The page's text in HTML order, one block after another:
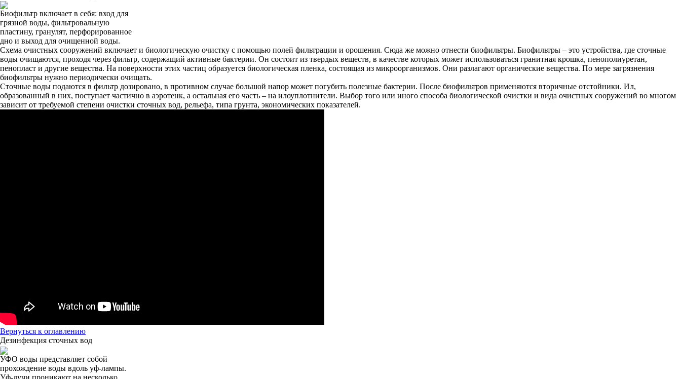
Биофильтр включает в себя: вход для
грязной воды, фильтровальную
пластину, гранулят, перфорированное
дно и выход для очищенной воды.
Схема очистных сооружений включает и биологическую очистку с помощью полей фильтрации и орошения. Сюда же можно отнести биофильтры. Биофильтры – это устройства, где сточные
воды очищаются, проходя через фильтр, содержащий активные бактерии. Он состоит из твердых веществ, в качестве которых может использоваться гранитная крошка, пенополиуретан,
пенопласт и другие вещества. На поверхности этих частиц образуется биологическая пленка, состоящая из микроорганизмов. Они разлагают органические вещества. По мере загрязнения
биофильтры нужно периодически очищать.
Сточные воды подаются в фильтр дозировано, в противном случае большой напор может погубить полезные бактерии. После биофильтров применяются вторичные отстойники. Ил,
образованный в них, поступает частично в аэротенк, а остальная его часть – на илоуплотнители. Выбор того или иного способа биологической очистки и вида очистных сооружений во многом
зависит от требуемой степени очистки сточных вод, рельефа, типа грунта, экономических показателей.
Вернуться к оглавлению
Дезинфекция сточных вод
УФО воды представляет собой
прохождение воды вдоль уф-лампы.
Уф-лучи проникают на несколько